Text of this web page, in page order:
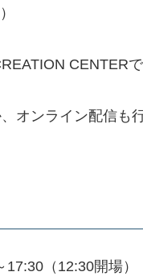
CENTER
オンライン配信も
（12:30開場）